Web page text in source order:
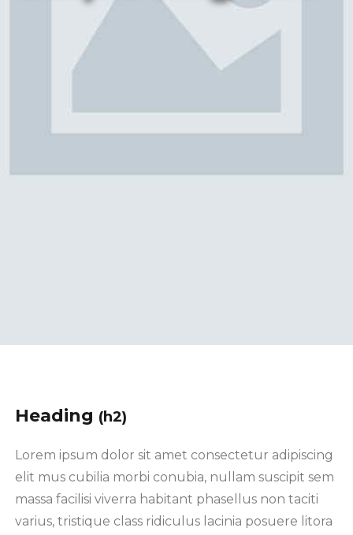
Heading (h2)
Lorem ipsum dolor sit amet consectetur adipiscing
elit mus cubilia morbi conubia, nullam suscipit sem
massa facilisi viverra habitant phasellus non taciti
varius, tristique class ridiculus lacinia posuere litora